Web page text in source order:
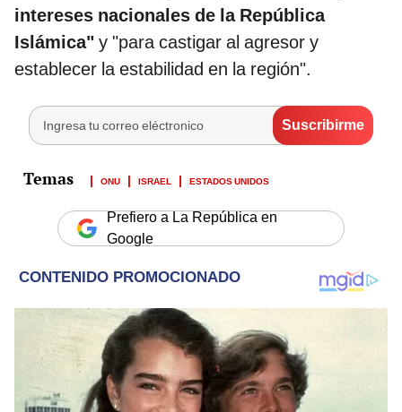
intereses nacionales de la República
Islámica" y "para castigar al agresor y
establecer la estabilidad en la región".
ONU ISRAEL ESTADOS UNIDOS
Prefiero a La República en
Google